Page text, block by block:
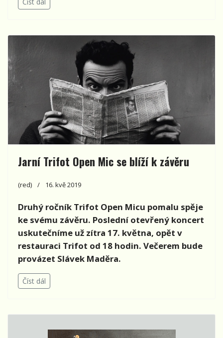
Číst dál
Jarní Trifot Open Mic se blíží k závěru
(red) 16. kvě 2019
Druhý ročník Trifot Open Micu pomalu spěje
ke svému závěru. Poslední otevřený koncert
uskutečníme už zítra 17. května, opět v
restauraci Trifot od 18 hodin. Večerem bude
provázet Slávek Maděra.
Číst dál